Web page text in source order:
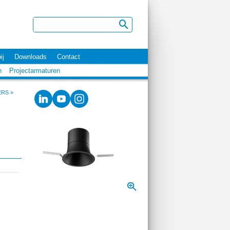
Downloads
Contact
Projectarmaturen
»